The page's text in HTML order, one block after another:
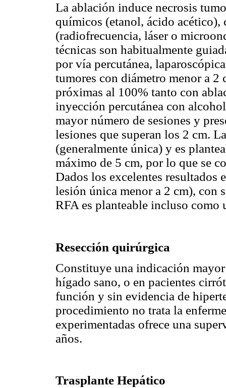
La ablación induce necrosis
químicos (etanol, ácido
(radiofrecuencia, láser o
técnicas son habitualmente
por vía percutánea,
tumores con diámetro menor a 2
próximas al 100% tanto con
inyección percutánea con
mayor número de sesiones y
lesiones que superan los 2 cm.
(generalmente única) y es
máximo de 5 cm, por lo que se
Dados los excelentes resultados
lesión única menor a 2 cm), con
RFA es planteable incluso como
Resección quirúrgica
Constituye una indicación
hígado sano, o en pacientes
función y sin evidencia de
procedimiento no trata la
experimentadas ofrece una
años.
Trasplante Hepático